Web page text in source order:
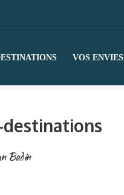
VOS ENVIES
Badin